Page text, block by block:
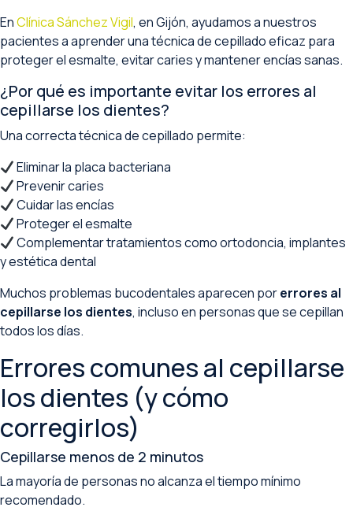
EnClínica Sánchez Vigil, en Gijón, ayudamos a nuestros
pacientes a aprender una técnica de cepillado eficaz para
proteger el esmalte, evitar caries y mantener encías sanas.
¿Por qué es importante evitar los errores al
cepillarse los dientes?
Una correcta técnica de cepillado permite:
Eliminar la placa bacteriana
Prevenir caries
Cuidar las encías
Proteger el esmalte
Complementar tratamientos como ortodoncia, implantes
y estética dental
Muchos problemas bucodentales aparecen porerrores al
cepillarse los dientes, incluso en personas que se cepillan
todos los días.
Errores comunes al cepillarse
los dientes (y cómo
corregirlos)
Cepillarse menos de 2 minutos
La mayoría de personas no alcanza el tiempo mínimo
recomendado.